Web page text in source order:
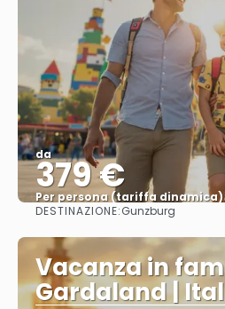
da
379 €
Per persona (tariffa dinamica)
Vedere di
DESTINAZIONE:Gunzburg
Vacanza in
Gardaland |